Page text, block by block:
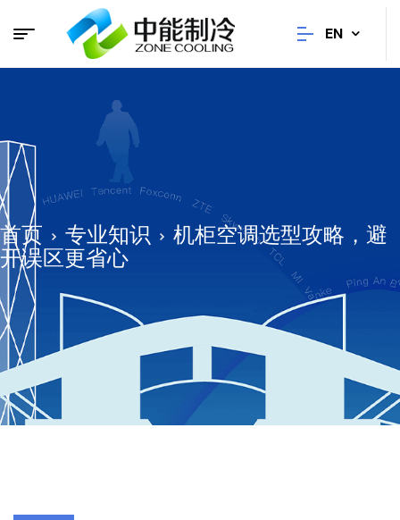
EN
首页 专业知识
机柜空调选型攻略，避
开误区更省心